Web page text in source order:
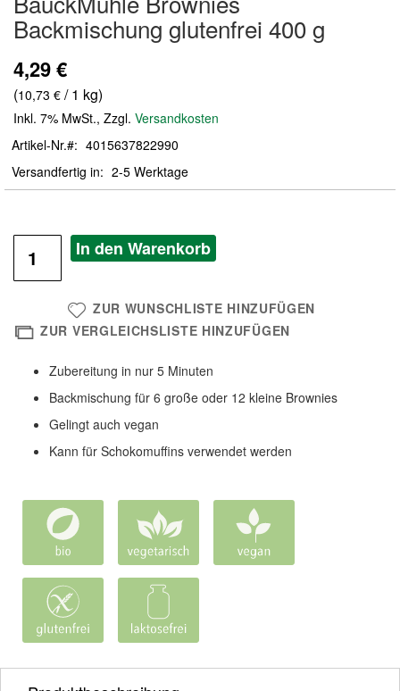
der
Bildergalerie
Backmischung glutenfrei 400 g
4,29 €
(10,73 € / 1 kg)
Inkl. 7% MwSt., Zzgl. Versandkosten
Artikel-Nr.
4015637822990
Versandfertig in
2-5 Werktage
In den Warenkorb
ZUR WUNSCHLISTE HINZUFÜGEN
ZUR VERGLEICHSLISTE HINZUFÜGEN
Zubereitung in nur 5 Minuten
Backmischung für 6 große oder 12 kleine Brownies
Gelingt auch vegan
Kann für Schokomuffins verwendet werden